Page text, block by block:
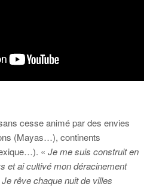
cesse animé par des envies
(Mayas…), continents
« Je me suis construit en
et ai cultivé mon déracinement
rêve chaque nuit de villes